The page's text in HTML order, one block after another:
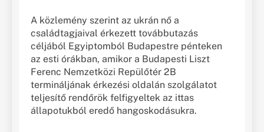
A közlemény szerint az ukrán nő a
családtagjaival érkezett továbbutazás
céljából Egyiptomból Budapestre pénteken
az esti órákban, amikor a Budapesti Liszt
Ferenc Nemzetközi Repülőtér 2B
termináljának érkezési oldalán szolgálatot
teljesítő rendőrök felfigyeltek az ittas
állapotukból eredő hangoskodásukra.